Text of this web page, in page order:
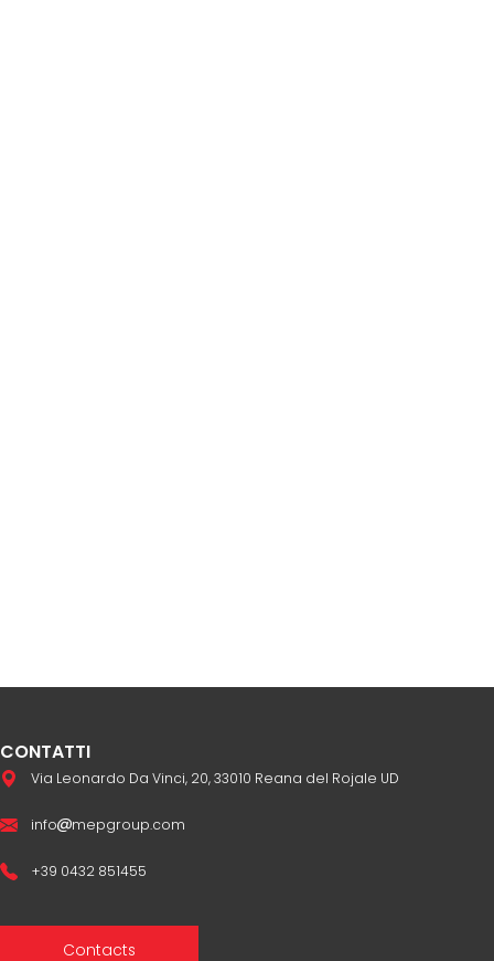
CONTATTI
Via Leonardo Da Vinci, 20, 33010 Reana del Rojale UD
info mepgroup.com
+39 0432 851455
Contacts